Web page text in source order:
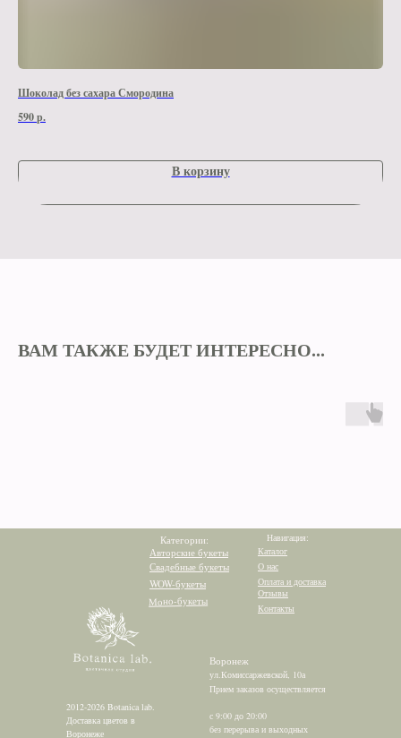
Шоколад без сахара Смородина
590р.
В корзину
ВАМ ТАКЖЕ БУДЕТ ИНТЕРЕСНО...
2012-2026 Botanica lab.
Доставка цветов в
Воронеже
Контакты
Отзывы
Оплата и доставка
О нас
Каталог
Навигация:
Категории:
Моно-букеты
WOW-букеты
Свадебные букеты
Авторские букеты
Прием заказов осуществляется
с 9:00 до 20:00
без перерыва и выходных
ул.Комиссаржевской, 10а
Воронеж